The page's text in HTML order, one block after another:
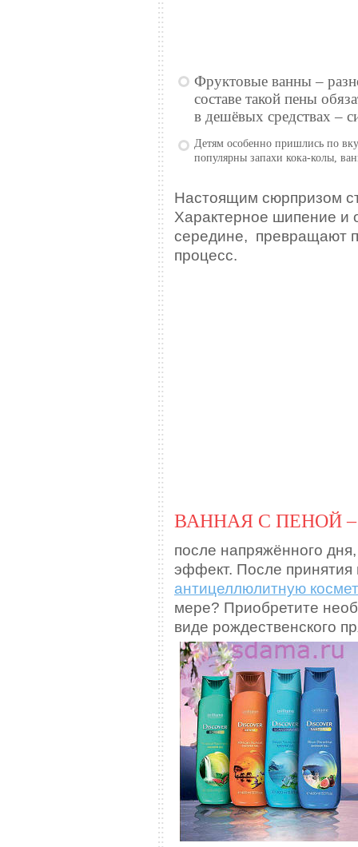
Фруктовые ванны –
составе такой пены
в дешёвых средствах –
Детям особенно пришлись по
популярны запахи кока-колы,
Настоящим сюрпризом
Характерное шипение и
середине, превращают
процесс.
ВАННАЯ С ПЕНОЙ
после напряжённого
эффект. После
антицеллюлитную
мере? Приобретите
виде рождественского